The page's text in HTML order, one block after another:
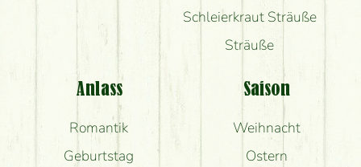
Schleierkraut Sträuße
Sträuße
Anlass
Romantik
Geburtstag
Saison
Weihnacht
Ostern